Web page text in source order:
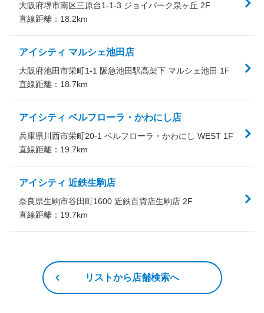
大阪府堺市南区三原台1-1-3 ジョイパーク泉ヶ丘 2F
直線距離： 18.2km
アイシティ マルシェ池田店
大阪府池田市栄町1-1 阪急池田駅高架下 マルシェ池田 1F
直線距離： 18.7km
アイシティ ベルフローラ・かわにし店
兵庫県川西市栄町20-1 ベルフローラ・かわにし WEST 1F
直線距離： 19.7km
アイシティ 近鉄生駒店
奈良県生駒市谷田町1600 近鉄百貨店生駒店 2F
直線距離： 19.7km
リストから店舗検索へ